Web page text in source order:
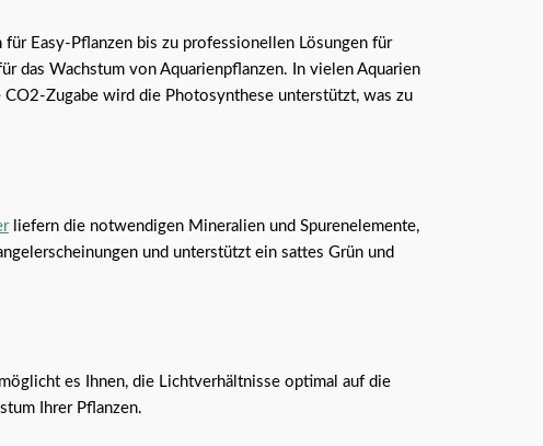
für Easy-Pflanzen bis zu professionellen Lösungen für
das Wachstum von Aquarienpflanzen. In vielen Aquarien
Zugabe wird die Photosynthese unterstützt, was zu
liefern die notwendigen Mineralien und Spurenelemente,
und unterstützt ein sattes Grün und
es Ihnen, die Lichtverhältnisse optimal auf die
Ihrer Pflanzen.